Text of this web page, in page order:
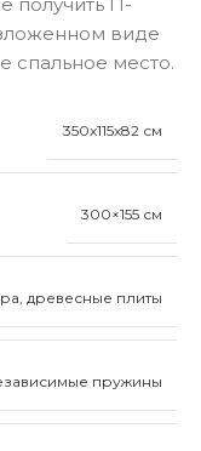
виде
спальное место.
350x115x82 см
300×155 см
древесные плиты
пружины